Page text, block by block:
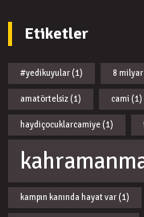
Etiketler
#yedikuyular (1) 8
amatörtelsiz (1) cami (1)
haydiçocuklarcamiye (1)
kampın kanında hayat var (1)